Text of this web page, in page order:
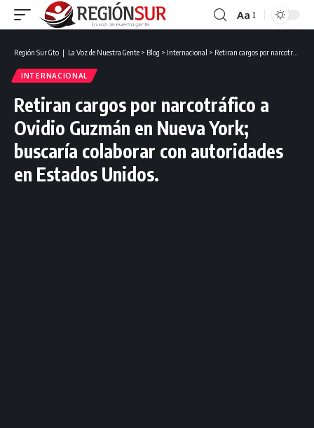
Aa
Región Sur Gto ❘ La Voz de Nuestra Gente > Blog > Internacional > Retiran cargos por narcotráfico a Ovidio Guzmán en Nueva York; buscaría colaborar con autoridades en Estados Unidos.
INTERNACIONAL
Retiran cargos por narcotráfico a
Ovidio Guzmán en Nueva York;
buscaría colaborar con autoridades
en Estados Unidos.